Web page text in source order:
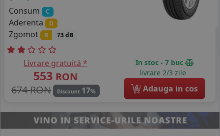
Consum C
Aderenta D
Zgomot B 73 dB
Livrare gratuită *
553 RON
674 RON
Discount 17%
In stoc - 7 buc
livrare 2/3 zile
4 Adauga in cos